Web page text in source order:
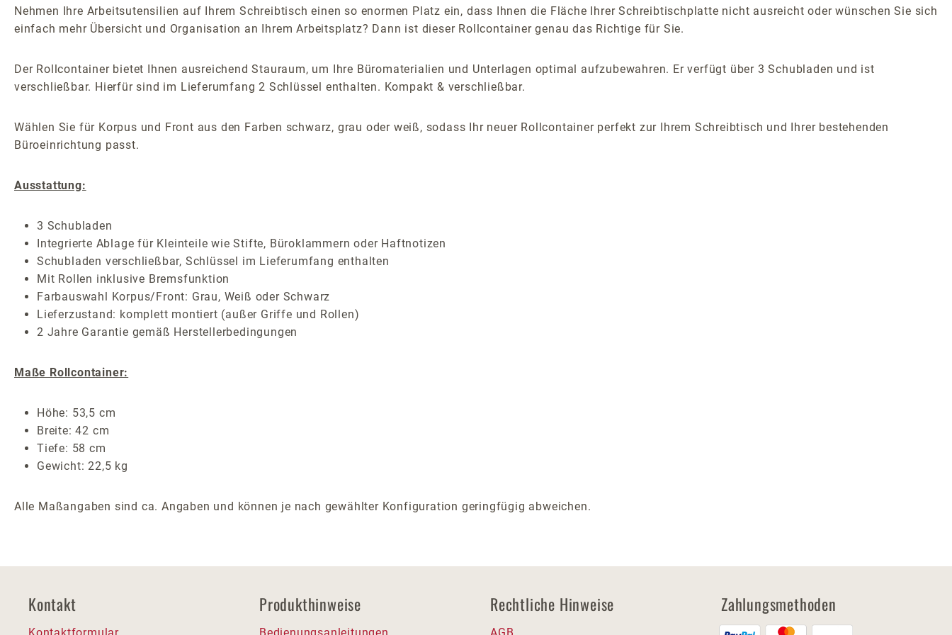
Nehmen Ihre Arbeitsutensilien auf Ihrem Schreibtisch einen so enormen Platz ein, dass Ihnen die Fläche Ihrer Schreibtischplatte nicht ausreicht oder wünschen Sie sich
einfach mehr Übersicht und Organisation an Ihrem Arbeitsplatz? Dann ist dieser Rollcontainer genau das Richtige für Sie.
Der Rollcontainer bietet Ihnen ausreichend Stauraum, um Ihre Büromaterialien und Unterlagen optimal aufzubewahren. Er verfügt über 3 Schubladen und ist
verschließbar. Hierfür sind im Lieferumfang 2 Schlüssel enthalten. Kompakt & verschließbar.
Wählen Sie für Korpus und Front aus den Farben schwarz, grau oder weiß, sodass Ihr neuer Rollcontainer perfekt zur Ihrem Schreibtisch und Ihrer bestehenden
Büroeinrichtung passt.
Ausstattung:
3 Schubladen
Integrierte Ablage für Kleinteile wie Stifte, Büroklammern oder Haftnotizen
Schubladen verschließbar, Schlüssel im Lieferumfang enthalten
Mit Rollen inklusive Bremsfunktion
Farbauswahl Korpus/Front: Grau, Weiß oder Schwarz
Lieferzustand: komplett montiert (außer Griffe und Rollen)
2 Jahre Garantie gemäß Herstellerbedingungen
Maße Rollcontainer:
Höhe: 53,5 cm
Breite: 42 cm
Tiefe: 58 cm
Gewicht: 22,5 kg
Alle Maßangaben sind ca. Angaben und können je nach gewählter Konfiguration geringfügig abweichen.
Kontakt Produkthinweise Rechtliche Hinweise Zahlungsmethoden